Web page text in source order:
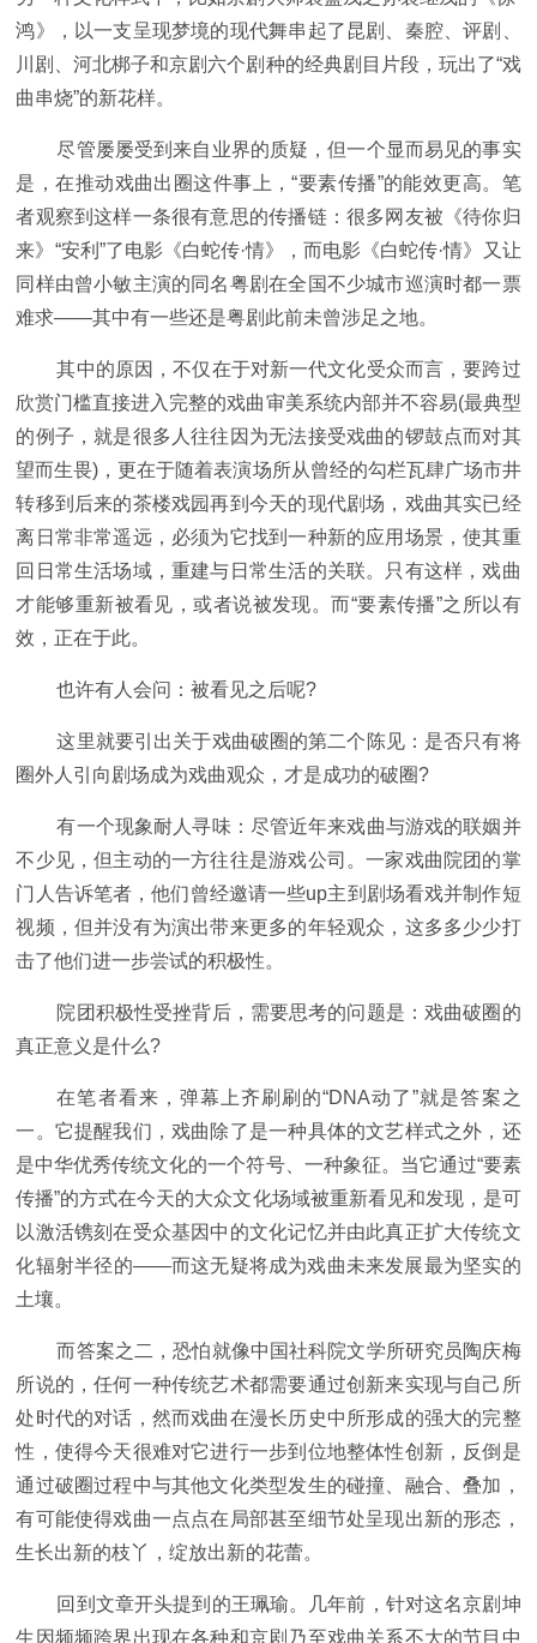
鸿》，以一支呈现梦境的现代舞串起了昆剧、秦腔、评剧、
川剧、河北梆子和京剧六个剧种的经典剧目片段，玩出了“戏
曲串烧”的新花样。
尽管屡屡受到来自业界的质疑，但一个显而易见的事实
是，在推动戏曲出圈这件事上，“要素传播”的能效更高。笔
者观察到这样一条很有意思的传播链：很多网友被《待你归
来》“安利”了电影《白蛇传·情》，而电影《白蛇传·情》又让
同样由曾小敏主演的同名粤剧在全国不少城市巡演时都一票
难求——其中有一些还是粤剧此前未曾涉足之地。
其中的原因，不仅在于对新一代文化受众而言，要跨过
欣赏门槛直接进入完整的戏曲审美系统内部并不容易(最典型
的例子，就是很多人往往因为无法接受戏曲的锣鼓点而对其
望而生畏)，更在于随着表演场所从曾经的勾栏瓦肆广场市井
转移到后来的茶楼戏园再到今天的现代剧场，戏曲其实已经
离日常非常遥远，必须为它找到一种新的应用场景，使其重
回日常生活场域，重建与日常生活的关联。只有这样，戏曲
才能够重新被看见，或者说被发现。而“要素传播”之所以有
效，正在于此。
也许有人会问：被看见之后呢?
这里就要引出关于戏曲破圈的第二个陈见：是否只有将
圈外人引向剧场成为戏曲观众，才是成功的破圈?
有一个现象耐人寻味：尽管近年来戏曲与游戏的联姻并
不少见，但主动的一方往往是游戏公司。一家戏曲院团的掌
门人告诉笔者，他们曾经邀请一些up主到剧场看戏并制作短
视频，但并没有为演出带来更多的年轻观众，这多多少少打
击了他们进一步尝试的积极性。
院团积极性受挫背后，需要思考的问题是：戏曲破圈的
真正意义是什么?
在笔者看来，弹幕上齐刷刷的“DNA动了”就是答案之
一。它提醒我们，戏曲除了是一种具体的文艺样式之外，还
是中华优秀传统文化的一个符号、一种象征。当它通过“要素
传播”的方式在今天的大众文化场域被重新看见和发现，是可
以激活镌刻在受众基因中的文化记忆并由此真正扩大传统文
化辐射半径的——而这无疑将成为戏曲未来发展最为坚实的
土壤。
而答案之二，恐怕就像中国社科院文学所研究员陶庆梅
所说的，任何一种传统艺术都需要通过创新来实现与自己所
处时代的对话，然而戏曲在漫长历史中所形成的强大的完整
性，使得今天很难对它进行一步到位地整体性创新，反倒是
通过破圈过程中与其他文化类型发生的碰撞、融合、叠加，
有可能使得戏曲一点点在局部甚至细节处呈现出新的形态，
生长出新的枝丫，绽放出新的花蕾。
回到文章开头提到的王珮瑜。几年前，针对这名京剧坤
生因频频跨界出现在各种和京剧乃至戏曲关系不大的节目中